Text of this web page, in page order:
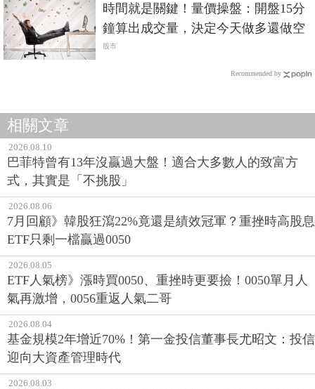
時間就是關鍵！量價操盤：開盤15分
鐘算出成交量，決定今天做多還做空
股市
Recommended by
相關文章
2026.08.10
巴菲特曾有13年沒贏過大盤！適合大多數人的致富方
式，其實是「不挑股」
2026.08.06
7月回顧》韓股狂瀉22%竟還是績效冠軍？重挫時高股息
ETF只剩一檔贏過0050
2026.08.05
ETF人氣榜》漲時買0050、重挫時更要撿！0050單月人
氣再激增，0056重返人氣二哥
2026.08.04
基金規模2年增近70%！第一金投信董事長尤昭文：投信
迎向大資產管理時代
2026.08.03